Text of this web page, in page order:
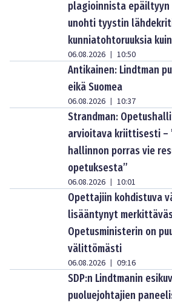
plagioinnista
unohti tyystin
kunniatohtoruuksia
06.08.2026 | 10:50
Antikainen: Lindtman
eikä Suomea
06.08.2026 | 10:37
Strandman:
arvioitava kriittisesti –
hallinnon porras vie
opetuksesta”
06.08.2026 | 10:01
Opettajiin kohdistuva
lisääntynyt
Opetusministerin on
välittömästi
06.08.2026 | 09:16
SDP:n Lindtmanin
puoluejohtajien